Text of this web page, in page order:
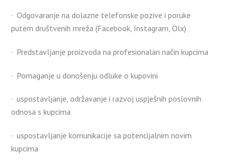
· Odgovaranje na dolazne telefonske pozive i poruke
putem društvenih mreža (Facebook, Instagram, Olx)
· Predstavljanje proizvoda na profesionalan način kupcima
· Pomaganje u donošenju odluke o kupovini
· uspostavljanje, održavanje i razvoj uspješnih poslovnih
odnosa s kupcima
· uspostavljanje komunikacije sa potencijalnim novim
kupcima